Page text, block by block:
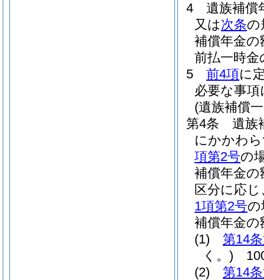
4
遺族補償
又は次条の
補償年金
前払一時
5
前4項に
必要な事
(遺族補償
第4条
遺族
にかかわ
項第2号の
補償年金
区分に応じ
1項第2号の
補償年金
(1)
第14
く。)
(2)
第14